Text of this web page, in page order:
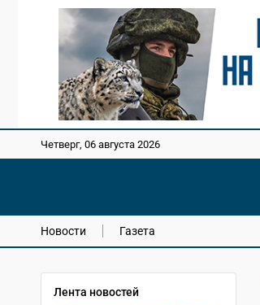
Четверг, 06 августа 2026
Новости Газета
Лента новостей